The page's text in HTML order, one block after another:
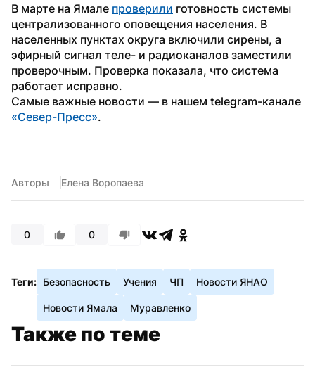
В марте на Ямале проверили готовность системы
централизованного оповещения населения. В
населенных пунктах округа включили сирены, а
эфирный сигнал теле- и радиоканалов заместили
проверочным. Проверка показала, что система
работает исправно.
«Север-Пресс».
Авторы Елена Воропаева
0 0
Теги: Безопасность Учения ЧП Новости ЯНАО
Новости Ямала Муравленко
Также по теме